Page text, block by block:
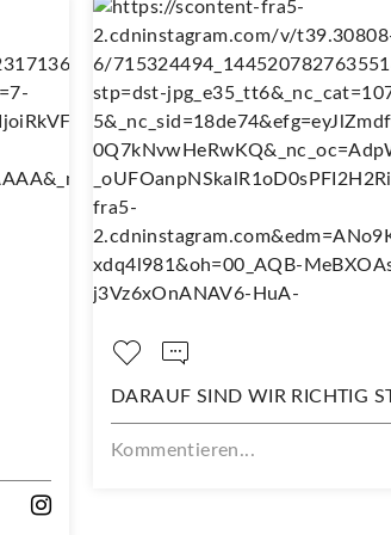
DARAUF SIND WIR RICHTIG STOLZ!
Kommentieren...